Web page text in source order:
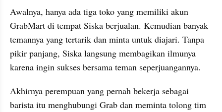
Awalnya, hanya ada tiga toko yang memiliki akun
GrabMart di tempat Siska berjualan. Kemudian banyak
temannya yang tertarik dan minta untuk diajari. Tanpa
pikir panjang, Siska langsung membagikan ilmunya
karena ingin sukses bersama teman seperjuangannya.
Akhirnya perempuan yang pernah bekerja sebagai
barista itu menghubungi Grab dan meminta tolong tim